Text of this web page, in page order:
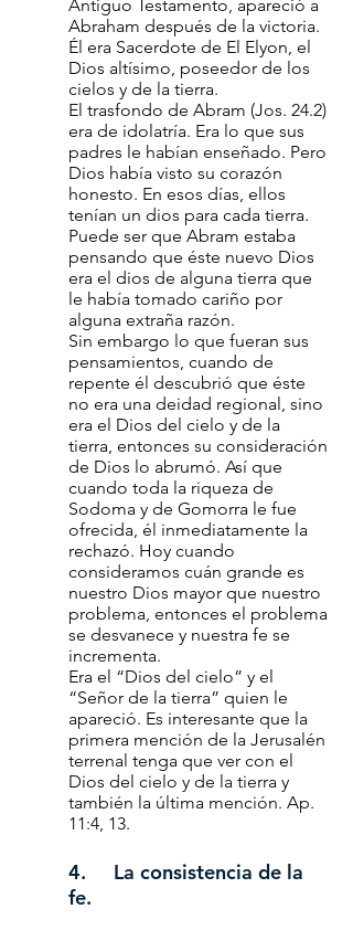
Antiguo Testamento, apareció a
Abraham después de la victoria.
Él era Sacerdote de El Elyon, el
Dios altísimo, poseedor de los
cielos y de la tierra.
El trasfondo de Abram (Jos. 24.2)
era de idolatría. Era lo que sus
padres le habían enseñado. Pero
Dios había visto su corazón
honesto. En esos días, ellos
tenían un dios para cada tierra.
Puede ser que Abram estaba
pensando que éste nuevo Dios
era el dios de alguna tierra que
le había tomado cariño por
alguna extraña razón.
Sin embargo lo que fueran sus
pensamientos, cuando de
repente él descubrió que éste
no era una deidad regional, sino
era el Dios del cielo y de la
tierra, entonces su consideración
de Dios lo abrumó. Así que
cuando toda la riqueza de
Sodoma y de Gomorra le fue
ofrecida, él inmediatamente la
rechazó. Hoy cuando
consideramos cuán grande es
nuestro Dios mayor que nuestro
problema, entonces el problema
se desvanece y nuestra fe se
incrementa.
Era el “Dios del cielo” y el
“Señor de la tierra” quien le
apareció. Es interesante que la
primera mención de la Jerusalén
terrenal tenga que ver con el
Dios del cielo y de la tierra y
también la última mención. Ap.
11:4, 13.
4. La consistencia de la
fe.